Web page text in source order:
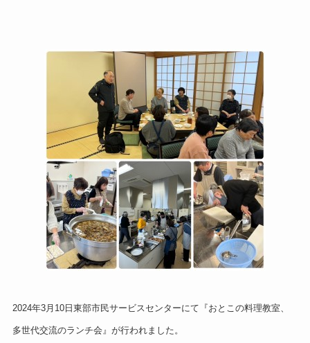
2024年3月10日東部市民サービスセンターにて『おとこの料理教室、
多世代交流のランチ会』が行われました。